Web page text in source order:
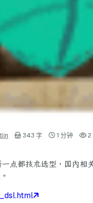
343 字 1 分钟 2
点都技术选型，国内相